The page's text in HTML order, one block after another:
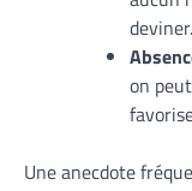
deviner.
on
Une anecdote